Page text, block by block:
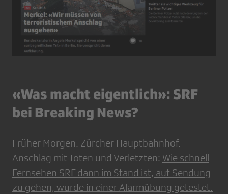
«Was macht eigentlich»: SRF
bei Breaking News?
Früher Morgen. Zürcher Hauptbahnhof.
Anschlag mit Toten und Verletzten: Wie schnell
Fernsehen SRF dann im Stand ist, auf Sendung
zu gehen, wurde in einer Alarmübung getestet.